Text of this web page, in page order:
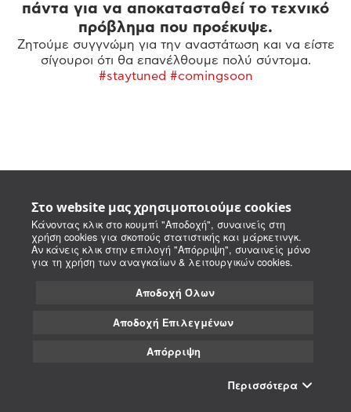
Στο website μας χρησιμοποιούμε cookies
Κάνοντας κλικ στο κουμπί "Αποδοχή", συναινείς στη
χρήση cookies για σκοπούς στατιστικής και μάρκετινγκ.
Αν κάνεις κλικ στην επιλογή "Απόρριψη", συναινείς μόνο
για τη χρήση των αναγκαίων & λειτουργικών cookies.
Αποδοχή Όλων
Αποδοχή Επιλεγμένων
Απόρριψη
Περισσότερα
πάντα για να αποκατασταθεί το τεχνικό
πρόβλημα που προέκυψε.
Ζητούμε συγγνώμη για την αναστάτωση και να είστε
σίγουροι ότι θα επανέλθουμε πολύ σύντομα.
#staytuned #comingsoon